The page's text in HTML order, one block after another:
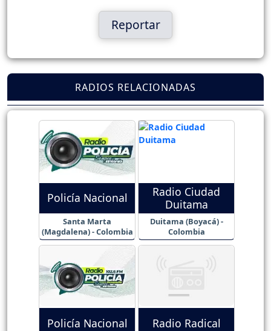
Reportar
RADIOS RELACIONADAS
Policía Nacional
Santa Marta
(Magdalena) - Colombia
Radio Ciudad
Duitama
Duitama (Boyacá) -
Colombia
Policía Nacional Radio Radical